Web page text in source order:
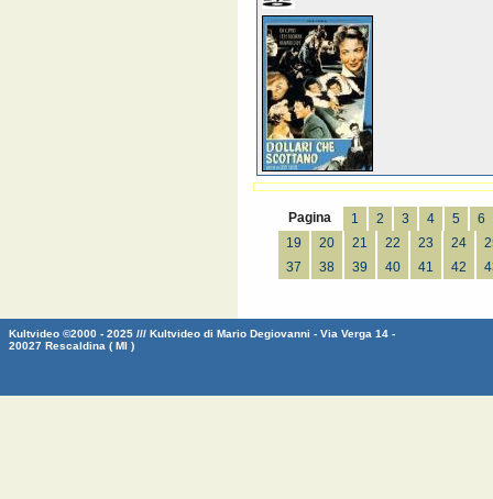
Pagina 1 2 3 4 5
6
19
20 21 22 23 24
37
38 39 40 41 42
Kultvideo ©2000 - 2025 /// Kultvideo di Mario Degiovanni - Via Verga 14 -
20027 Rescaldina ( MI )